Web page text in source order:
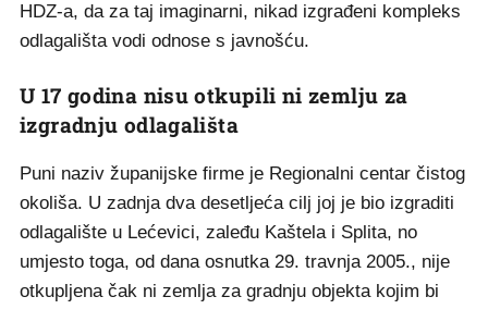
HDZ-a, da za taj imaginarni, nikad izgrađeni kompleks
odlagališta vodi odnose s javnošću.
U 17 godina nisu otkupili ni zemlju za
izgradnju odlagališta
Puni naziv županijske firme je Regionalni centar čistog
okoliša. U zadnja dva desetljeća cilj joj je bio izgraditi
odlagalište u Lećevici, zaleđu Kaštela i Splita, no
umjesto toga, od dana osnutka 29. travnja 2005., nije
otkupljena čak ni zemlja za gradnju objekta kojim bi